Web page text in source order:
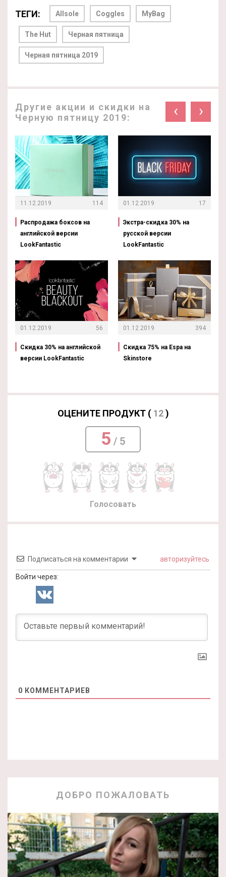
ТЕГИ: Allsole Coggles MyBag
The Hut Черная пятница
Черная пятница 2019
Другие акции и скидки на
Черную пятницу 2019:
‹ ›
11.12.2019 114
Распродажа боксов на
английской версии
LookFantastic
01.12.2019 56
Скидка 30% на английской
версии LookFantastic
01.12.2019 17
Экстра-скидка 30% на
русской версии
LookFantastic
01.12.2019 394
Скидка 75% на Espa на
Skinstore
ОЦЕНИТЕ ПРОДУКТ ( 12)
5 / 5
Голосовать
Подписаться на комментарии авторизуйтесь
Войти через:
0 КОММЕНТАРИЕВ
ДОБРО ПОЖАЛОВАТЬ